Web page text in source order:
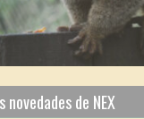
novedades de NEX